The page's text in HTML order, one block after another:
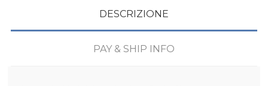
DESCRIZIONE
PAY & SHIP INFO